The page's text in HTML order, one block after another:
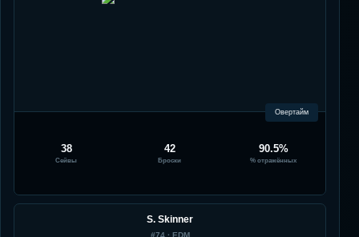
Овертайм
38
Сейвы
42
Броски
90.5%
% отражённых
S. Skinner
#74· EDM